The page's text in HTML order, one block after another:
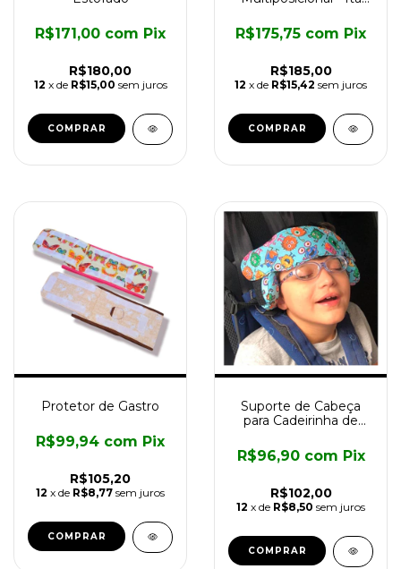
R$180,00
R$171,00 com Pix
12 x de R$15,00 sem juros
COMPRAR
R$185,00
R$175,75 com Pix
12 x de R$15,42 sem juros
Protetor de Gastro
R$105,20
R$99,94 com Pix
12 x de R$8,77 sem juros
COMPRAR
Suporte de Cabeça
para Cadeirinha de
R$102,00
R$96,90 com Pix
12 x de R$8,50 sem juros